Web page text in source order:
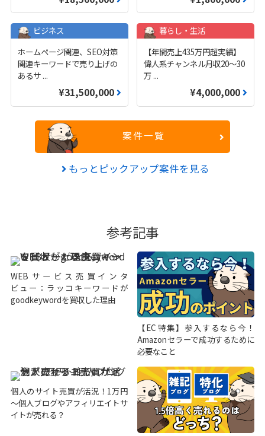
ビジネス
ホームページ関連、SEO対策
関連キーワードで売り上げの
あるサ ...
¥31,500,000
暮らし・生活
【年間売上435万円超実績】
偉人系チャンネル月収20～30
万 ...
¥4,000,000
案件一覧
もっとピックアップ案件を見る
参考記事
WEBサービス売買インタ
ビュー：ラッコキーワードが
goodkeywordを買収した理由
【EC特集】参入するなら今！
Amazonセラーで成功するために
必要なこと
個人のサイト売買が活況！1万円
～個人ブログやアフィリエイトサ
イトが売れる？